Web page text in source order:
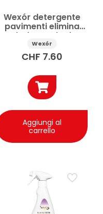
Wexór detergente
pavimenti elimina
odori tecnologia
molecolare 750 ml
Wexór
CHF 7.60
Aggiungi al
carrello